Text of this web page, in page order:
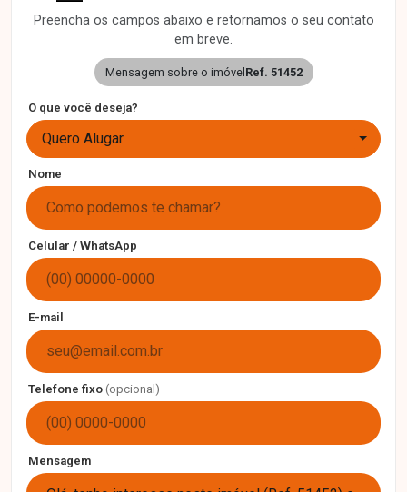
Preencha os campos abaixo e retornamos o seu contato
em breve.
Mensagem sobre o imóvel Ref. 51452
O que você deseja?
Quero Alugar
Nome
Celular / WhatsApp
E-mail
Telefone fixo (opcional)
Mensagem